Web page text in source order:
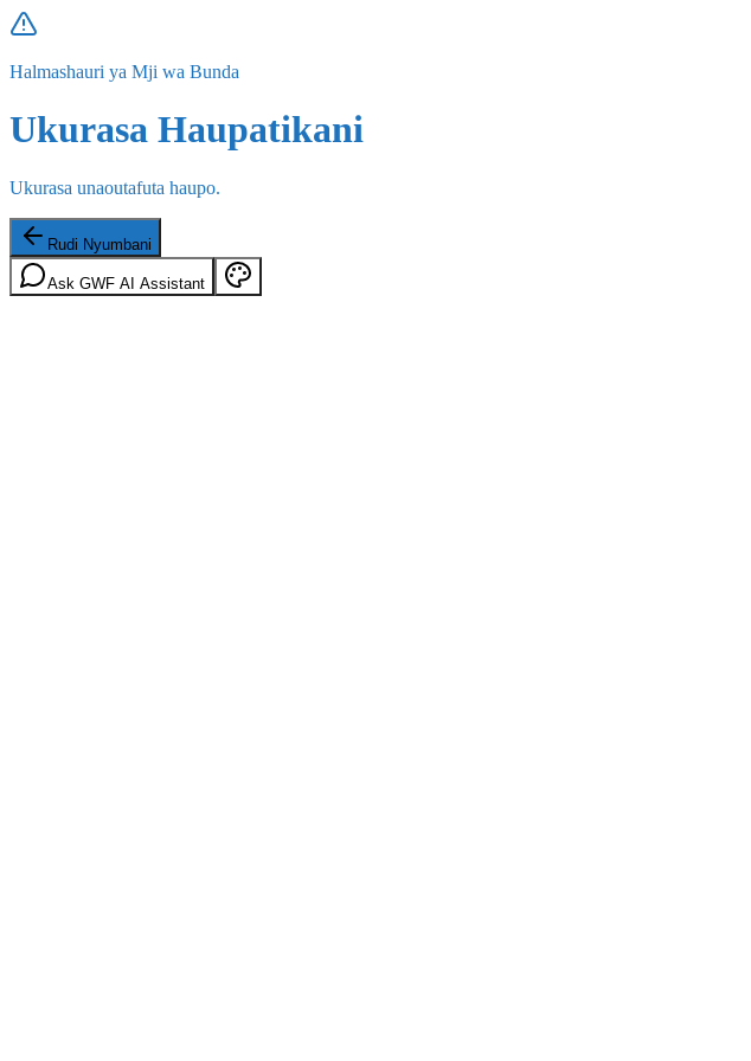
Halmashauri ya Mji wa Bunda
Ukurasa Haupatikani
Ukurasa unaoutafuta haupo.
Rudi Nyumbani
Ask GWF AI Assistant